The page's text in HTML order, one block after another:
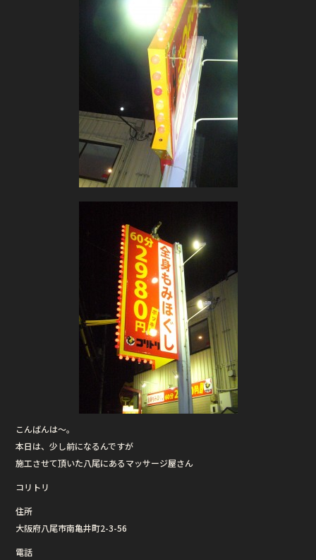
こんばんは〜。
本日は、少し前になるんですが
施工させて頂いた八尾にあるマッサージ屋さん
コリトリ
住所
大阪府八尾市南亀井町2-3-56
電話